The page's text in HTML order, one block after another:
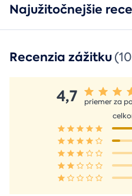
Najužitočnejšie
Recenzia zážitku
4,7
priemer za